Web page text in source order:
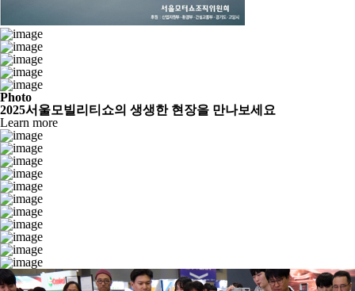
Photo
2025서울모빌리티쇼의 생생한 현장을 만나보세요
Learn more